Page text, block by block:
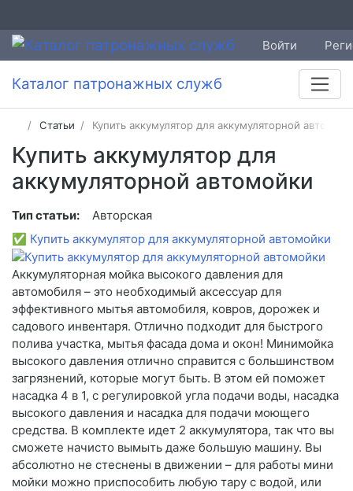
Войти
Каталог патронажных служб
Статьи Купить аккумулятор для аккумуляторной
Купить аккумулятор для
аккумуляторной автомойки
Тип статьи:
Авторская
✅ Купить аккумулятор для аккумуляторной автомойки
Аккумуляторная мойка высокого давления для
автомобиля – это необходимый аксессуар для
эффективного мытья автомобиля, ковров, дорожек и
садового инвентаря. Отлично подходит для быстрого
полива участка, мытья фасада дома и окон! Минимойка
высокого давления отлично справится с большинством
загрязнений, которые могут быть. В этом ей поможет
насадка 4 в 1, с регулировкой угла подачи воды, насадка
высокого давления и насадка для подачи моющего
средства. В комплекте идет 2 аккумулятора, так что вы
сможете начисто вымыть даже большую машину. Вы
абсолютно не стеснены в движении – для работы мини
мойки можно приспособить любую тару с водой, или